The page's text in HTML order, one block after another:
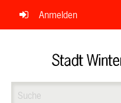
Navigation
überspringen
Anmelden